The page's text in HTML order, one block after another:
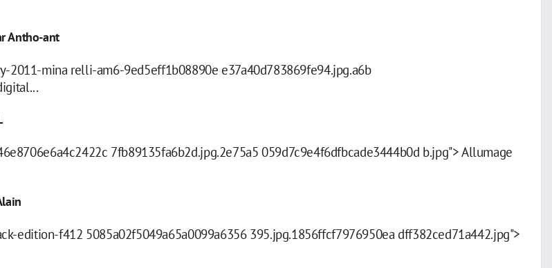
Antho-ant
mina relli-am6-9ed5eff1b08890e e37a40d783869fe94.jpg.a6b
7fb89135fa6b2d.jpg.2e75a5 059d7c9e4f6dfbcade3444b0d b.jpg"> Allumage
edition-f412 5085a02f5049a65a0099a6356 395.jpg.1856ffcf7976950ea dff382ced71a442.jpg">